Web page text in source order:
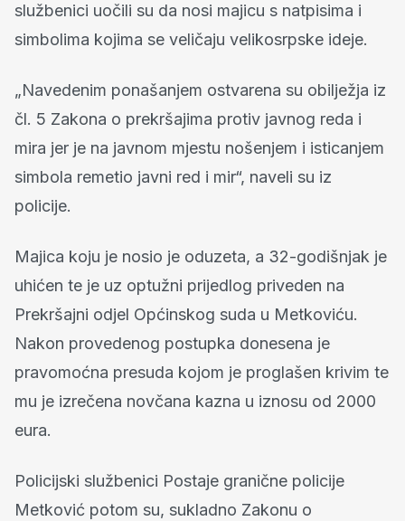
službenici uočili su da nosi majicu s natpisima i
simbolima kojima se veličaju velikosrpske ideje.
„Navedenim ponašanjem ostvarena su obilježja iz
čl. 5 Zakona o prekršajima protiv javnog reda i
mira jer je na javnom mjestu nošenjem i isticanjem
simbola remetio javni red i mir“, naveli su iz
policije.
Majica koju je nosio je oduzeta, a 32-godišnjak je
uhićen te je uz optužni prijedlog priveden na
Prekršajni odjel Općinskog suda u Metkoviću.
Nakon provedenog postupka donesena je
pravomoćna presuda kojom je proglašen krivim te
mu je izrečena novčana kazna u iznosu od 2000
eura.
Policijski službenici Postaje granične policije
Metković potom su, sukladno Zakonu o